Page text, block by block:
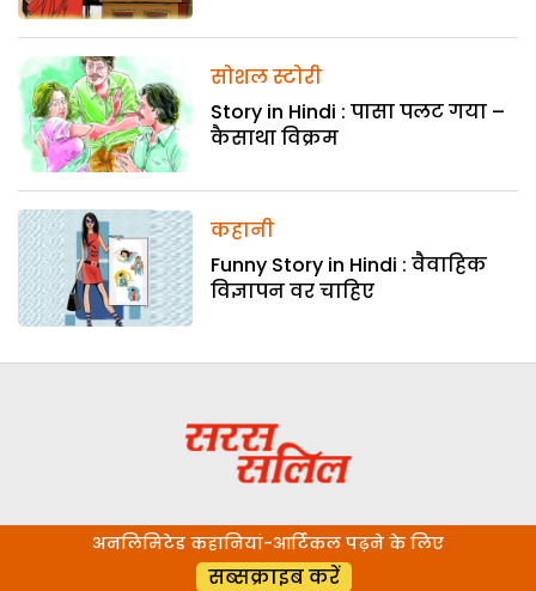
सोशल स्टोरी
Story in Hindi : पासा पलट गया –
कैसाथा विक्रम
कहानी
Funny Story in Hindi : वैवाहिक
विज्ञापन वर चाहिए
अनलिमिटेड कहानियां-आर्टिकल पढ़ने के लिए
सब्सक्राइब करें